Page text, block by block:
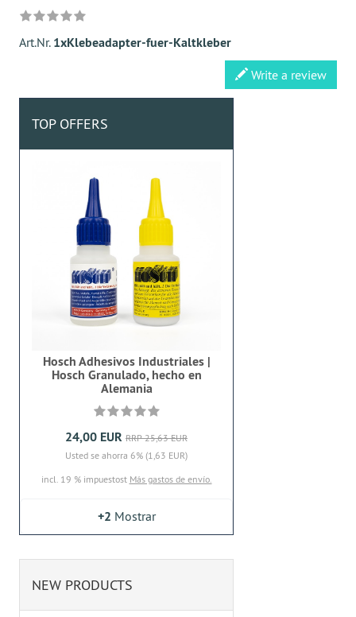
Art.Nr. 1xKlebeadapter-fuer-Kaltkleber
Write a review
TOP OFFERS
Hosch Adhesivos Industriales |
Hosch Granulado, hecho en
Alemania
24,00 EUR RRP 25,63 EUR
Usted se ahorra 6% (1,63 EUR)
incl. 19 % impuestost Más gastos de envío.
+2 Mostrar
NEW PRODUCTS